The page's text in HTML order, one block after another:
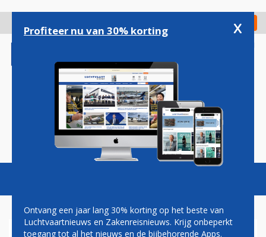
gaan
Check in
Magazine Podcasts Vacatures
Profiteer nu van 30% korting x
Ontvang een jaar lang 30% korting op het beste van
Luchtvaartnieuws en Zakenreisnieuws. Krijg onbeperkt
toegang tot al het nieuws en de bijbehorende Apps.